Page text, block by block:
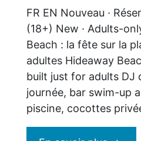
FR EN Nouveau ·
(18+) New · Adults-
Beach : la fête sur la
adultes Hideaway
built just for adults DJ
journée, bar swim-up
piscine, cocottes